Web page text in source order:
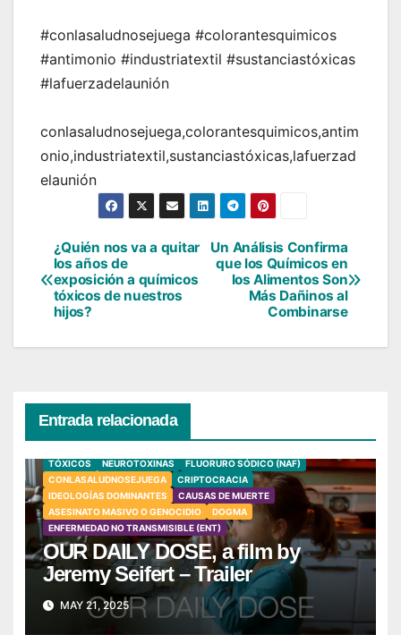
#conlasaludnosejuega #colorantesquimicos
#antimonio #industriatextil #sustanciastóxicas
#lafuerzadelaunión
conlasaludnosejuega,colorantesquimicos,antim
onio,industriatextil,sustanciastóxicas,lafuerzad
elaunión
Navegación
de
entradas
Un Análisis Confirma
que los Químicos en
los Alimentos Son
Más Dañinos al
Combinarse
¿Quién nos va a quitar
los años de
exposición a químicos
tóxicos de nuestros
hijos?
Entrada relacionada
TÓXICOS NEUROTOXINAS
FLUORURO SÓDICO (NAF)
CONLASALUDNOSEJUEGA
CRIPTOCRACIA
IDEOLOGÍAS DOMINANTES
CAUSAS DE MUERTE
ASESINATO MASIVO O GENOCIDIO
DOGMA
ENFERMEDAD NO TRANSMISIBLE (ENT)
OUR DAILY DOSE, a film by
Jeremy Seifert – Trailer
MAY 21, 2025